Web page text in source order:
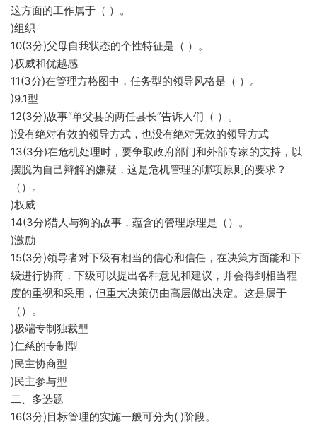
这方面的工作属于（ ）。
)组织
10(3分)父母自我状态的个性特征是（ ）。
)权威和优越感
11(3分)在管理方格图中，任务型的领导风格是（ ）。
)9.1型
12(3分)故事“单父县的两任县长”告诉人们（ ）。
)没有绝对有效的领导方式，也没有绝对无效的领导方式
13(3分)在危机处理时，要争取政府部门和外部专家的支持，以
摆脱为自己辩解的嫌疑，这是危机管理的哪项原则的要求？
（）。
)权威
14(3分)猎人与狗的故事，蕴含的管理原理是（）。
)激励
15(3分)领导者对下级有相当的信心和信任，在决策方面能和下
级进行协商，下级可以提出各种意见和建议，并会得到相当程
度的重视和采用，但重大决策仍由高层做出决定。这是属于
（）。
)极端专制独裁型
)仁慈的专制型
)民主协商型
)民主参与型
二、多选题
16(3分)目标管理的实施一般可分为( )阶段。